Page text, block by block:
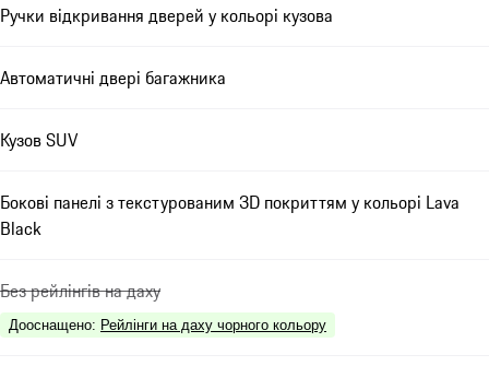
Ручки відкривання дверей у кольорі кузова
Автоматичні двері багажника
Кузов SUV
Бокові панелі з текстурованим 3D покриттям у кольорі Lava
Black
Без рейлінгів на даху
Дооснащено: Рейлінги на даху чорного кольору